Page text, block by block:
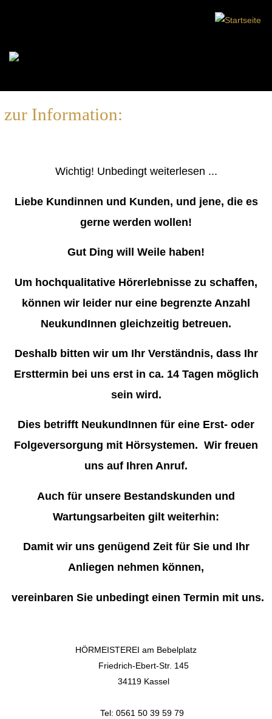
zur Information:
Wichtig! Unbedingt weiterlesen ...
Liebe Kundinnen und Kunden, und jene, die es
gerne werden wollen!
Gut Ding will Weile haben!
Um hochqualitative Hörerlebnisse zu schaffen,
können wir leider nur eine begrenzte Anzahl
NeukundInnen gleichzeitig betreuen.
Deshalb bitten wir um Ihr Verständnis, dass Ihr
Ersttermin bei uns erst in ca. 14 Tagen möglich
sein wird.
Dies betrifft NeukundInnen für eine Erst- oder
Folgeversorgung mit Hörsystemen. Wir freuen
uns auf Ihren Anruf.
Auch für unsere Bestandskunden und
Wartungsarbeiten gilt weiterhin:
Damit wir uns genügend Zeit für Sie und Ihr
Anliegen nehmen können,
vereinbaren Sie unbedingt einen Termin mit uns.
HÖRMEISTEREI am Bebelplatz
Friedrich-Ebert-Str. 145
34119 Kassel
Tel: 0561 50 39 59 79